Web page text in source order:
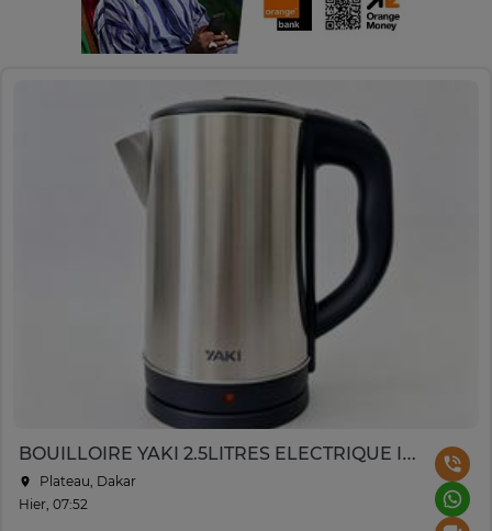
BOUILLOIRE YAKI 2.5LITRES ELECTRIQUE INOX YKS2311
Plateau, Dakar
Hier, 07:52